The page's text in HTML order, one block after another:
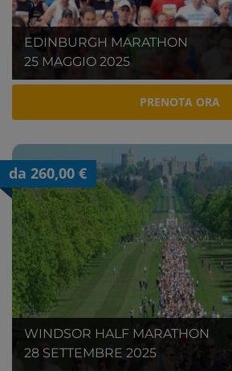
EDINBURGH MARATHON
25 MAGGIO 2025
PRENOTA ORA
da 260,00 €
WINDSOR HALF MARATHON
28 SETTEMBRE 2025